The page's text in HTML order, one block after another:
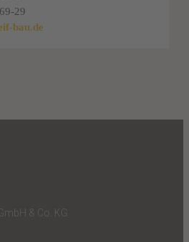
29
bau.de
& Co. KG